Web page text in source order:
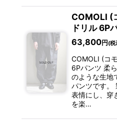
COMOLI (
ドリル 6P
63,800円 (税
COMOLI (コ
6Pパンツ 柔
のような生地
パンツです。
表情にし、穿
を楽…